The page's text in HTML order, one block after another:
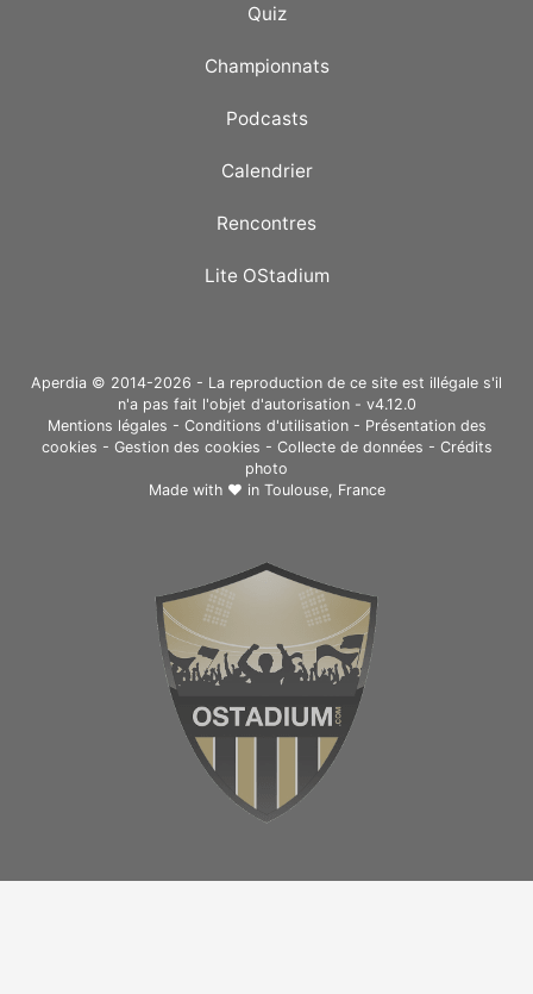
Quiz
Championnats
Podcasts
Calendrier
Rencontres
Lite OStadium
Aperdia © 2014-2026 - La reproduction de ce site est illégale s'il
n'a pas fait l'objet d'autorisation - v4.12.0
Mentions légales - Conditions d'utilisation- Présentation des
cookies - Gestion des cookies - Collecte de données - Crédits
photo
Made with ❤ in Toulouse, France